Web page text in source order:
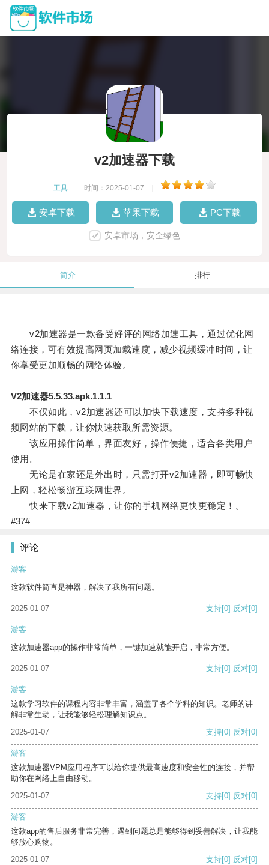
v2加速器下载
工具 时间：2025-01-07
安卓下载 苹果下载 PC下载
安卓市场，安全绿色
简介 排行
v2加速器是一款备受好评的网络加速工具，通过优化网
络连接，可有效提高网页加载速度，减少视频缓冲时间，让
你享受更加顺畅的网络体验。
V2加速器5.5.33.apk.1.1.1
不仅如此，v2加速器还可以加快下载速度，支持多种视
频网站的下载，让你快速获取所需资源。
该应用操作简单，界面友好，操作便捷，适合各类用户
使用。
无论是在家还是外出时，只需打开v2加速器，即可畅快
上网，轻松畅游互联网世界。
快来下载v2加速器，让你的手机网络更快更稳定！。
#37#
评论
游客
这款软件简直是神器，解决了我所有问题。
2025-01-07 支持[0] 反对[0]
游客
这款加速器app的操作非常简单，一键加速就能开启，非常方便。
2025-01-07 支持[0] 反对[0]
游客
这款学习软件的课程内容非常丰富，涵盖了各个学科的知识。老师的讲
解非常生动，让我能够轻松理解知识点。
2025-01-07
支持[0] 反对[0]
游客
这款加速器VPM应用程序可以给你提供最高速度和安全性的连接，并帮
助你在网络上自由移动。
2025-01-07
支持[0] 反对[0]
游客
这款app的售后服务非常完善，遇到问题总是能够得到妥善解决，让我能
够放心购物。
2025-01-07
支持[0] 反对[0]